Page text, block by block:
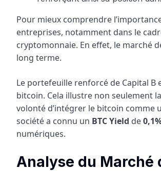
Pour mieux comprendre
entreprises, notamment dans le
cryptomonnaie. En effet, le marché
long terme.
Le portefeuille renforcé de Capital B
bitcoin. Cela illustre non seulement
volonté d’intégrer le bitcoin comme
société a connu un BTC Yield de
numériques.
Analyse du Marché